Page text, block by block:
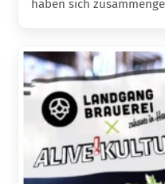
haben sich